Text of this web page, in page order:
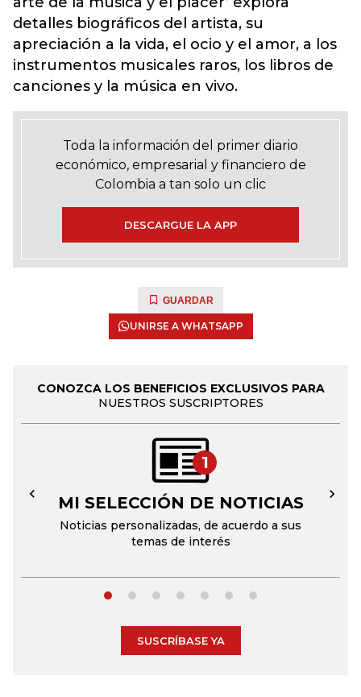
detalles biográficos del artista, su
apreciación a la vida, el ocio y el amor, a los
instrumentos musicales raros, los libros de
canciones y la música en vivo.
Toda la información del primer diario
económico, empresarial y financiero de
Colombia a tan solo un clic
DESCARGUE LA APP
GUARDAR
UNIRSE A WHATSAPP
CONOZCA LOS BENEFICIOS EXCLUSIVOS PARA
NUESTROS SUSCRIPTORES
1
MI SELECCIÓN DE NOTICIAS
Noticias personalizadas, de acuerdo a sus
temas de interés
← →
SUSCRÍBASE YA